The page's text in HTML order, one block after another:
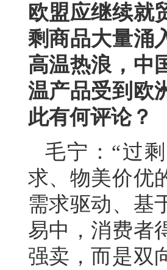
欧盟应继续就
剩商品大量涌
高温热浪，中
温产品受到欧
此有何评论？
毛宁：“过
求、物美价优
需求驱动、基
易中，消费者
强卖，而是双